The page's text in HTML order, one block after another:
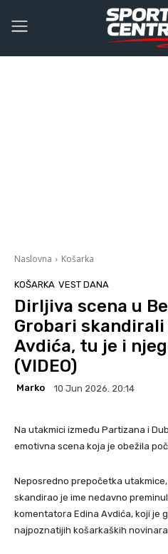
Naslovna Košarka
KOŠARKA VEST DANA
Dirljiva scena u
Grobari skandirali
Avdića, tu je i
(VIDEO)
Marko 10 Jun 2026. 20:14
Na utakmici između Partizana i
emotivna scena koja je obežila
Neposredno prepočetka
skandirao je ime nedavno
komentatora Edina Avdića, koji je
najpoznatijih košarkaških